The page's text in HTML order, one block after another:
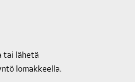
tai lähetä
lomakkeella.